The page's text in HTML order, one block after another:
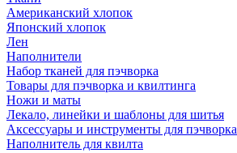
Американский хлопок
Японский хлопок
Лен
Наполнители
Набор тканей для пэчворка
Товары для пэчворка и квилтинга
Ножи и маты
Лекало, линейки и шаблоны для шитья
Аксессуары и инструменты для пэчворка
Наполнитель для квилта